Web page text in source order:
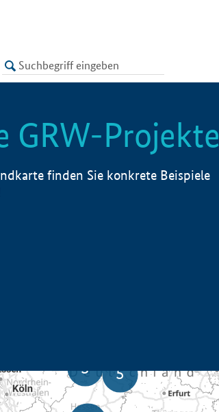
GRW-Projekte
finden Sie konkrete Beispiele